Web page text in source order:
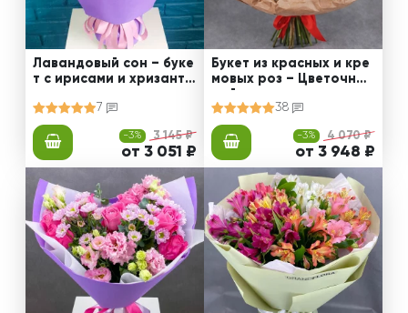
Лавандовый сон – буке
т с ирисами и хризанте
7
-3% 3 145 ₽
от 3 051 ₽
Букет из красных и кре
мовых роз – Цветочный
38
-3% 4 070 ₽
от 3 948 ₽